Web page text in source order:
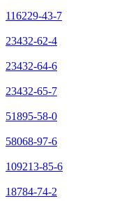
116229-43-7
23432-62-4
23432-64-6
23432-65-7
51895-58-0
58068-97-6
109213-85-6
18784-74-2